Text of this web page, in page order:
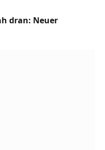
dran: Neuer